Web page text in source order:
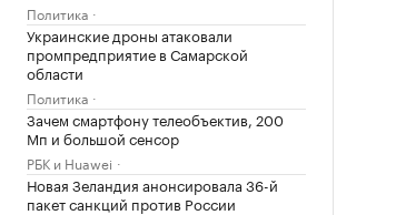
Политика
Украинские дроны атаковали
промпредприятие в Самарской
области
Политика
Зачем смартфону телеобъектив, 200
Мп и большой сенсор
РБК и Huawei
Новая Зеландия анонсировала 36-й
пакет санкций против России